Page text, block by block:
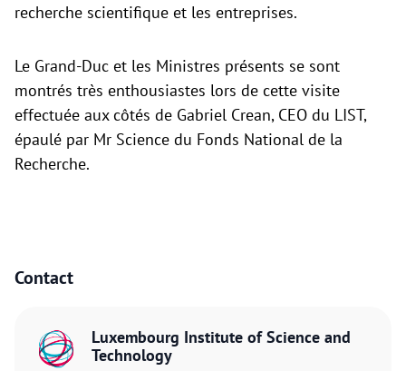
Contact
Luxembourg Institute of Science and
Technology
recherche scientifique et les entreprises.
Le Grand-Duc et les Ministres présents se sont
montrés très enthousiastes lors de cette visite
effectuée aux côtés de Gabriel Crean, CEO du LIST,
épaulé par Mr Science du Fonds National de la
Recherche.